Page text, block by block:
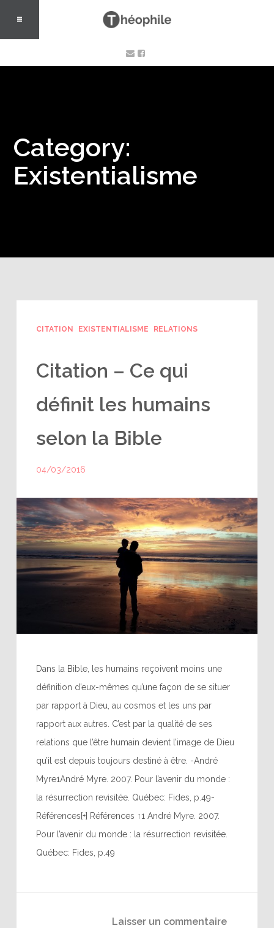
Category:
Existentialisme
CITATION EXISTENTIALISME RELATIONS
Citation – Ce qui
définit les humains
selon la Bible
04/03/2016
Dans la Bible, les humains reçoivent moins une
définition d’eux-mêmes qu’une façon de se situer
par rapport à Dieu, au cosmos et les uns par
rapport aux autres. C’est par la qualité de ses
relations que l’être humain devient l’image de Dieu
qu’il est depuis toujours destiné à être. -André
Myre1André Myre. 2007. Pour l’avenir du monde :
la résurrection revisitée. Québec: Fides, p.49-
Références[+] Références ↑1 André Myre. 2007.
Pour l’avenir du monde : la résurrection revisitée.
Québec: Fides, p.49
Laisser un commentaire